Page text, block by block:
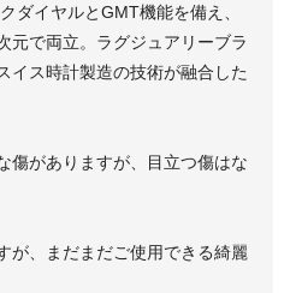
ダイヤルとGMT機能を備え、
元で両立。ラグジュアリーブラ
イス時計製造の技術が融合した
傷がありますが、目立つ傷はな
が、まだまだご使用できる綺麗